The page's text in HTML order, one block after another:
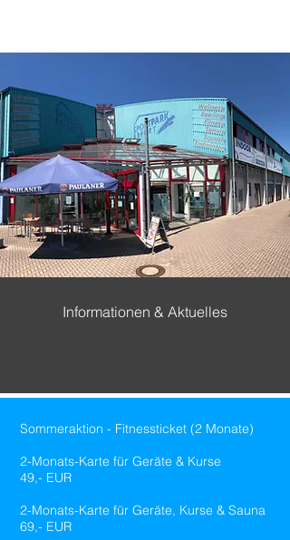
Informationen & Aktuelles
Sommeraktion - Fitnessticket (2 Monate)
2-Monats-Karte für Geräte & Kurse
49,- EUR
2-Monats-Karte für Geräte, Kurse & Sauna
69,- EUR​